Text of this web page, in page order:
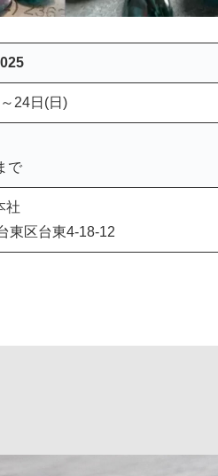
24日(日)
で
社
東区台東4-18-12